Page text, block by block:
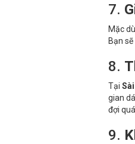
7.
Mặc
Bạn
8.
Tại
gian
đợi
9.